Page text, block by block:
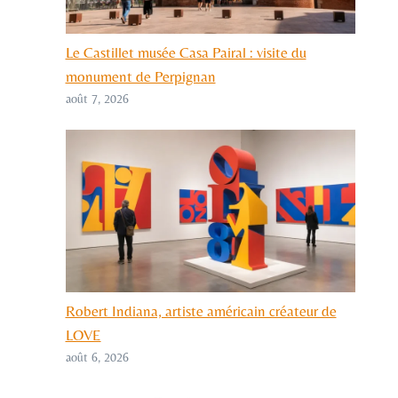
Le Castillet musée Casa Pairal : visite du
monument de Perpignan
août 7, 2026
Robert Indiana, artiste américain créateur de
LOVE
août 6, 2026